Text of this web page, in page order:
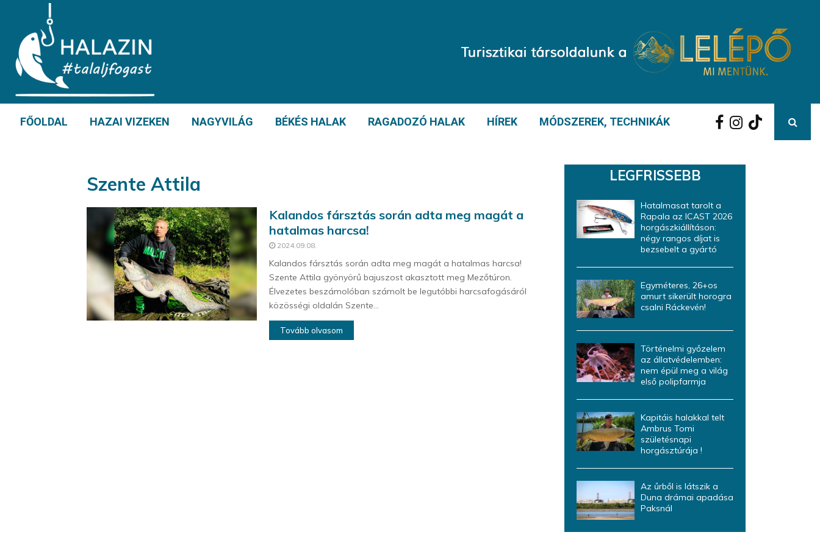
FŐOLDAL HAZAI VIZEKEN NAGYVILÁG BÉKÉS HALAK RAGADOZÓ HALAK HÍREK MÓDSZEREK, TECHNIKÁK
Szente Attila
Kalandos fársztás során adta meg magát a
hatalmas harcsa!
2024.09.08.
Kalandos fársztás során adta meg magát a hatalmas harcsa!
Szente Attila gyönyörű bajuszost akasztott meg Mezőtúron.
Élvezetes beszámolóban számolt be legutóbbi harcsafogásáról
közösségi oldalán Szente...
Tovább olvasom
LEGFRISSEBB
Hatalmasat tarolt a
Rapala az ICAST 2026
horgászkiállításon:
négy rangos díjat is
bezsebelt a gyártó
Egyméteres, 26+os
amurt sikerült horogra
csalni Ráckevén!
Történelmi győzelem
az állatvédelemben:
nem épül meg a világ
első polipfarmja
Kapitáis halakkal telt
Ambrus Tomi
születésnapi
horgásztúrája !
Az űrből is látszik a
Duna drámai apadása
Paksnál